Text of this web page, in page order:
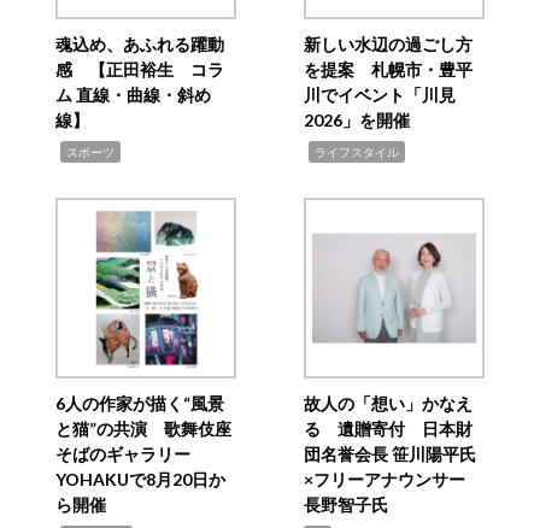
魂込め、あふれる躍動
感 【正田裕生 コラ
ム 直線・曲線・斜め
線】
スポーツ
新しい水辺の過ごし方
を提案 札幌市・豊平
川でイベント「川見
2026」を開催
ライフスタイル
6人の作家が描く“風景
と猫”の共演 歌舞伎座
そばのギャラリー
YOHAKUで8月20日か
ら開催
故人の「想い」かなえ
る 遺贈寄付 日本財
団名誉会長 笹川陽平氏
×フリーアナウンサー
長野智子氏